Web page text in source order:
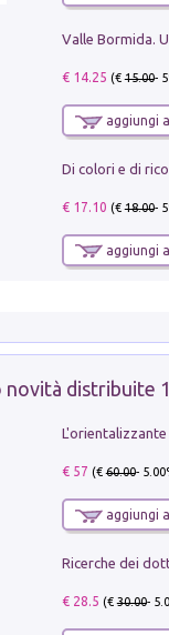
Valle Bormida.
€ 14.25 (€15.00-
aggiungi
Di colori e di
€ 17.10 (€18.00-
aggiungi
distribuite
€ 57 (€60.00-
aggiungi
€ 28.5 (€30.00-